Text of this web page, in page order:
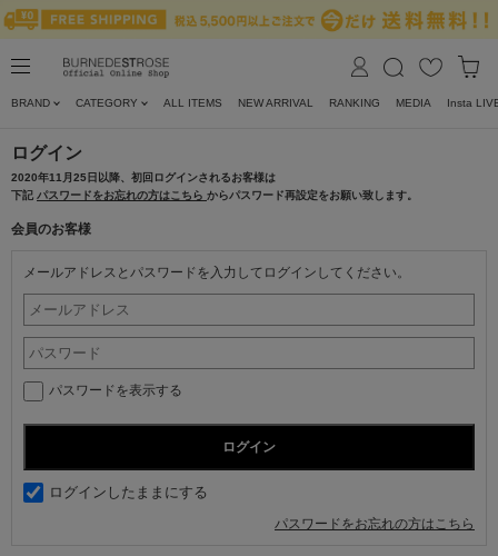
BRAND CATEGORY ALL ITEMS NEW ARRIVAL RANKING MEDIA Insta
ログイン
2020年11月25日以降、初回ログインされるお客様は
下記 パスワードをお忘れの方はこちら からパスワード再設定をお願い致します。
会員のお客様
メールアドレスとパスワードを入力してログインしてください。
パスワードを表示する
ログインしたままにする
パスワードをお忘れの方はこちら